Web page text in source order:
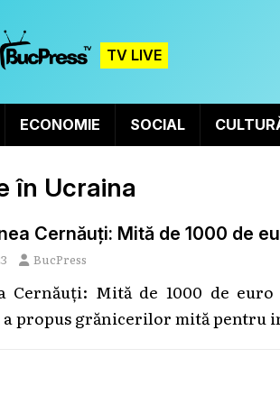
TV LIVE
ECONOMIE SOCIAL
în Ucraina
Cernăuți: Mită de 1000 de
BucPress
Cernăuți: Mită de 1000 de
a propus grănicerilor mită